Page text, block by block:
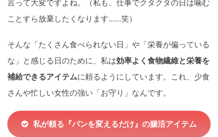
言って大変ですよね。（私も、仕事でクタクタの日は噛む
ことすら放棄したくなります……笑）
そんな「たくさん食べられない日」や「栄養が偏っている
な」と感じる日のために、私は効率よく食物繊維と栄養を
補給できるアイテムに頼るようにしています。これ、少食
さんや忙しい女性の強い「お守り」なんです。
私が頼る『パンを変えるだけ』の腸活アイテム